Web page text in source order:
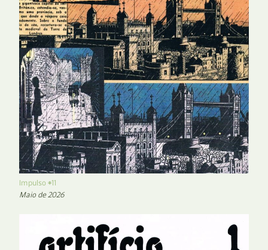
Impulso #11
Maio de 2026